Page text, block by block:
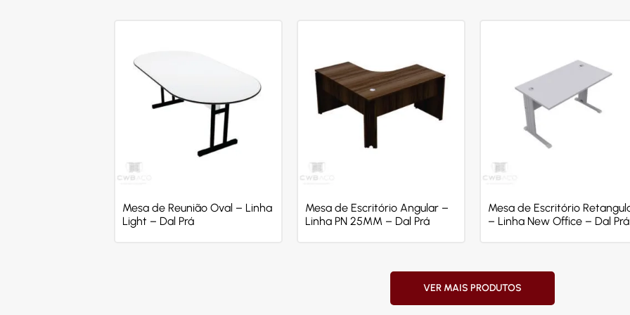
Mesa de Reunião Oval – Linha
Light – Dal Prá
Mesa de Escritório Angular –
Linha PN 25MM – Dal Prá
Mesa de Escritório
– Linha New Office – Dal Prá
VER MAIS PRODUTOS